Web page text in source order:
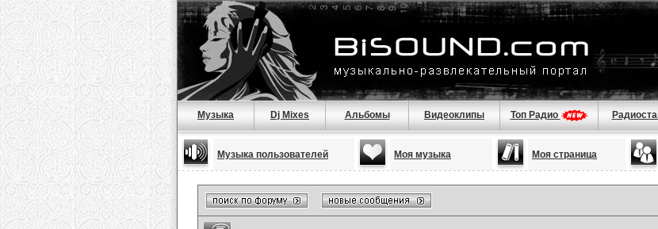
Музыка Dj Mixes Альбомы Видеоклипы Топ Радио
Музыка пользователей Моя музыка Моя страница